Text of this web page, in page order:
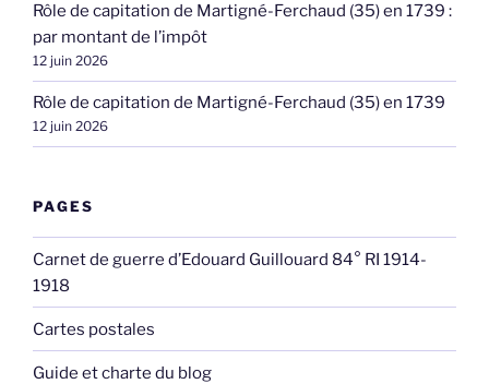
Rôle de capitation de Martigné-Ferchaud (35) en 1739 :
par montant de l’impôt
12 juin 2026
Rôle de capitation de Martigné-Ferchaud (35) en 1739
12 juin 2026
PAGES
Carnet de guerre d’Edouard Guillouard 84° RI 1914-
1918
Cartes postales
Guide et charte du blog